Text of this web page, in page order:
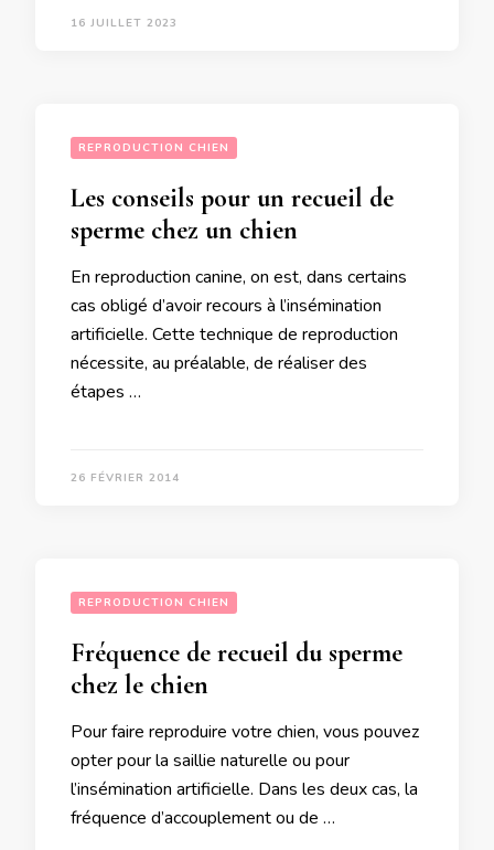
16 JUILLET 2023
REPRODUCTION CHIEN
Les conseils pour un recueil de
sperme chez un chien
En reproduction canine, on est, dans certains
cas obligé d’avoir recours à l’insémination
artificielle. Cette technique de reproduction
nécessite, au préalable, de réaliser des
étapes …
26 FÉVRIER 2014
REPRODUCTION CHIEN
Fréquence de recueil du sperme
chez le chien
Pour faire reproduire votre chien, vous pouvez
opter pour la saillie naturelle ou pour
l’insémination artificielle. Dans les deux cas, la
fréquence d’accouplement ou de …